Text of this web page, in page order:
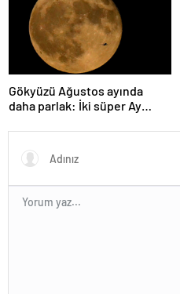
Gökyüzü Ağustos ayında
daha parlak: İki süper Ay